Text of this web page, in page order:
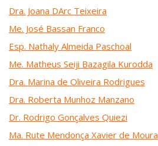
Dra. Joana DArc Teixeira
Me. José Bassan Franco
Esp. Nathaly Almeida Paschoal
Me. Matheus Seiji Bazagila Kurodda
Dra. Marina de Oliveira Rodrigues
Dra. Roberta Munhoz Manzano
Dr. Rodrigo Gonçalves Quiezi
Ma. Rute Mendonça Xavier de Moura